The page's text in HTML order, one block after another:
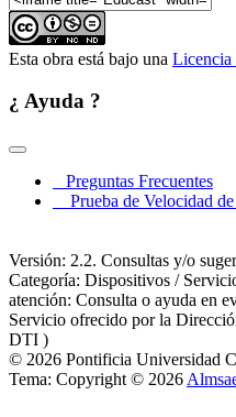
Esta obra está bajo una Licencia
¿ Ayuda ?
Preguntas Frecuentes
Prueba de Velocidad
Versión: 2.2. Consultas y/o
Categoría: Dispositivos /
atención: Consulta o ayuda en
Servicio ofrecido por la
DTI )
© 2026 Pontificia Universidad
Tema: Copyright © 2026